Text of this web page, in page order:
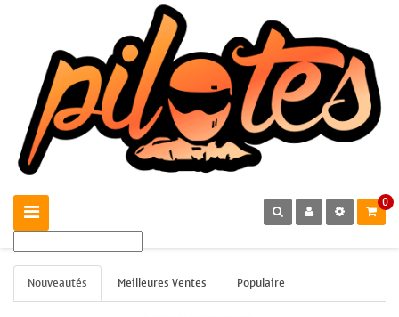
0
Nouveautés Meilleures Ventes Populaire